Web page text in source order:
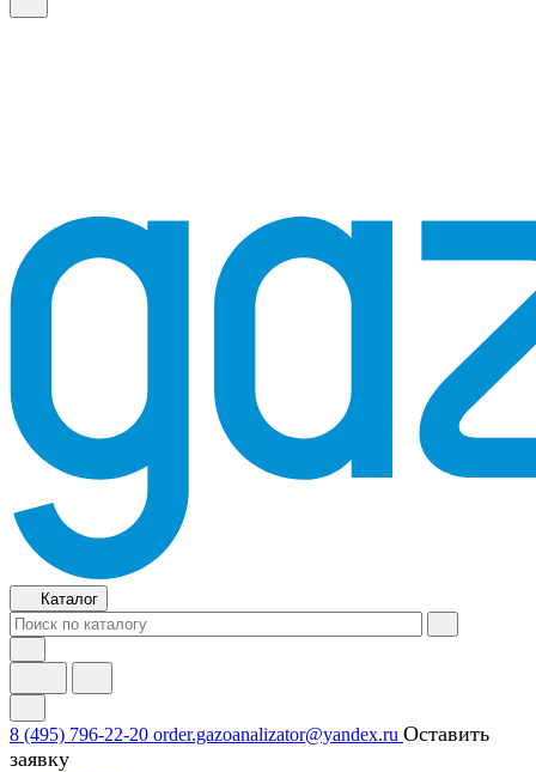
Каталог
8 (495) 796-22-20 order.gazoanalizator@yandex.ru Оставить
заявку